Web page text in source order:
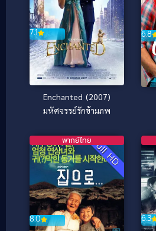
7.1
Enchanted (2007)
มหัศจรรย์รักข้ามภพ
6.8
Full HD
8.0
พากย์ไทย
6.3